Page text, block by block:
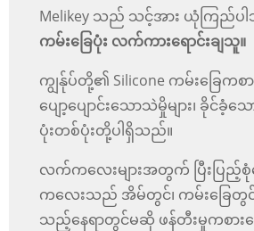
Melikey သည် သင့်အား ယုံကြည်ပ
ကမ်းခြေပုံး လက်ကားရောင်းချသူ။
ကျွန်ုပ်တို့၏ Silicone ကမ်းခြေကစာ
ပျော့ပျောင်းသောသဲမှိုများ၊ ခိုင်ခံ့သ
ပုံးတစ်ပုံးတို့ပါရှိသည်။
လက်ကလေးများအတွက် ပြီးပြည့်စုံ
ကလေးသည် အိမ်တွင်၊ ကမ်းခြေ
သည့်နေရာတွင်မဆို ဖန်တီးမှုကစား